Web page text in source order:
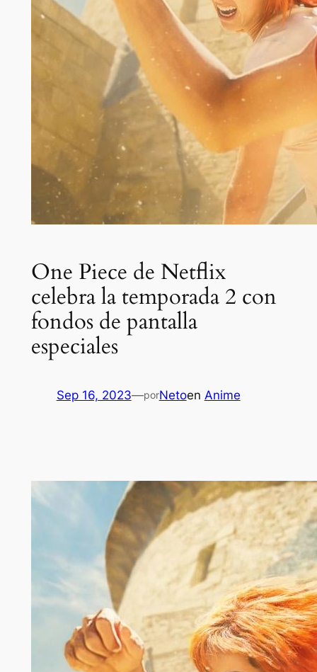
One Piece de Netflix
celebra la temporada 2 con
fondos de pantalla
especiales
Sep 16, 2023—porNetoen Anime